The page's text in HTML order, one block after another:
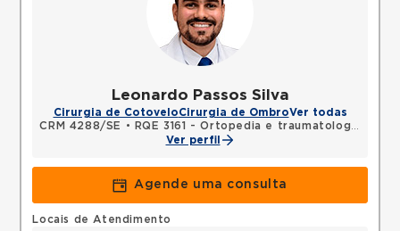
Leonardo Passos Silva
Cirurgia de CotoveloCirurgia de OmbroVer todas
CRM 4288/SE
•
RQE 3161 - Ortopedia e traumatologia
Ver perfil
Agende uma consulta
Locais de Atendimento